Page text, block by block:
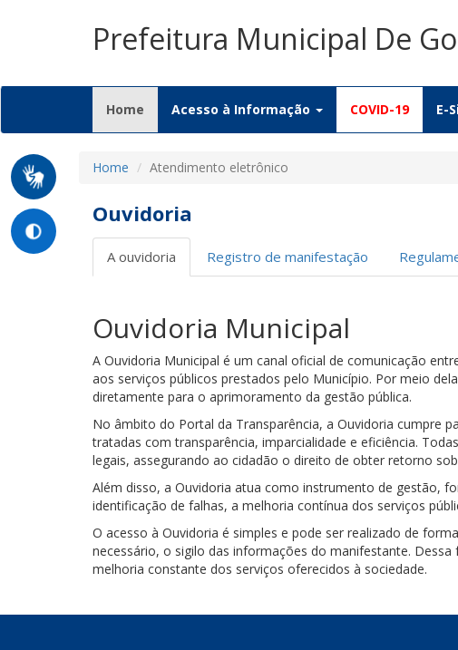
Prefeitura Municipal De
Home (current)
Acesso à Informação COVID-19 E-
Home Atendimento eletrônico
Ouvidoria
A ouvidoria Registro de manifestação
Ouvidoria Municipal
A Ouvidoria Municipal é um canal oficial de comunicação
aos serviços públicos prestados pelo Município. Por meio
diretamente para o aprimoramento da gestão pública.
No âmbito do Portal da Transparência, a Ouvidoria cumpre
tratadas com transparência, imparcialidade e eficiência.
legais, assegurando ao cidadão o direito de obter retorno
Além disso, a Ouvidoria atua como instrumento de gestão,
identificação de falhas, a melhoria contínua dos serviços
O acesso à Ouvidoria é simples e pode ser realizado de
necessário, o sigilo das informações do manifestante.
melhoria constante dos serviços oferecidos à sociedade.